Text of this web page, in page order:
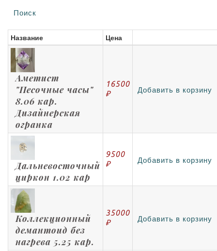
Поиск
Название Цена
Аметист
"Песочные часы"
8.06 кар.
Дизайнерская
огранка
16500
₽
Добавить в корзину
Дальневосточный
циркон 1.02 кар
9500
₽
Добавить в корзину
Коллекционный
демантоид без
нагрева 5.25 кар.
35000
₽
Добавить в корзину